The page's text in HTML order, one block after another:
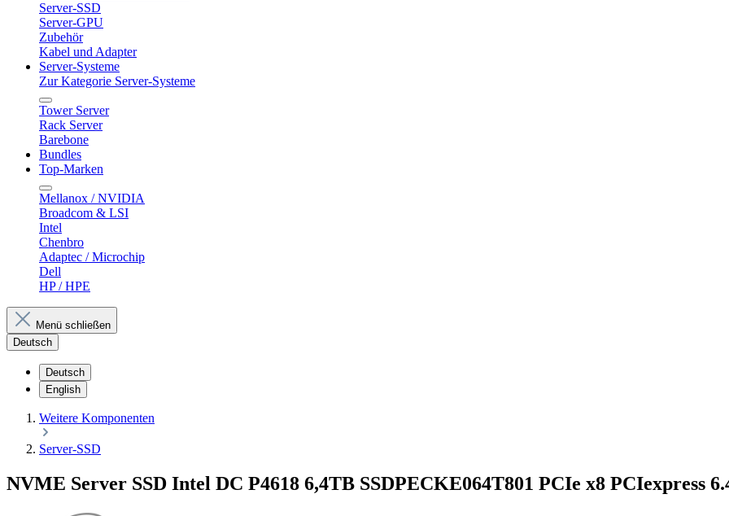
Server-SSD
Server-GPU
Zubehör
Kabel und Adapter
Server-Systeme
Zur Kategorie Server-Systeme
Tower Server
Rack Server
Barebone
Bundles
Top-Marken
Mellanox / NVIDIA
Broadcom & LSI
Intel
Chenbro
Adaptec / Microchip
Dell
HP / HPE
Menü schließen
Deutsch
Deutsch
English
Weitere Komponenten
Server-SSD
NVME Server SSD Intel DC P4618 6,4TB SSDPECKE064T801 PCIe x8 PCIexpress